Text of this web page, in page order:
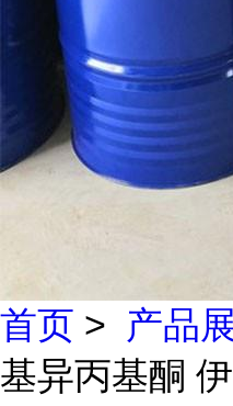
首页 > 产品
基异丙基酮